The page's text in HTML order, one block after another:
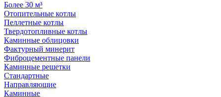
Более 30 м³
Отопительные котлы
Пеллетные котлы
Твердотопливные котлы
Каминные облицовки
Фактурный минерит
Фиброцементные панели
Каминные решетки
Стандартные
Направляющие
Каминные